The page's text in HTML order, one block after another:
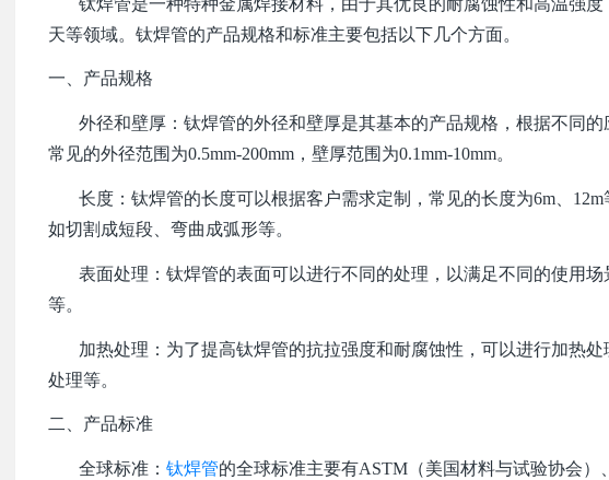
天等领域。钛焊管的产品规格和标准主要包括以下几个方面。
一、产品规格
外径和壁厚：钛焊管的外径和壁厚是其基本的产品规格，根据不同的
常见的外径范围为0.5mm-200mm，壁厚范围为0.1mm-10mm。
长度：钛焊管的长度可以根据客户需求定制，常见的长度为6m、12m
如切割成短段、弯曲成弧形等。
表面处理：钛焊管的表面可以进行不同的处理，以满足不同的使用场
等。
加热处理：为了提高钛焊管的抗拉强度和耐腐蚀性，可以进行加热处
处理等。
二、产品标准
全球标准： 钛焊管的全球标准主要有ASTM（美国材料与试验协会